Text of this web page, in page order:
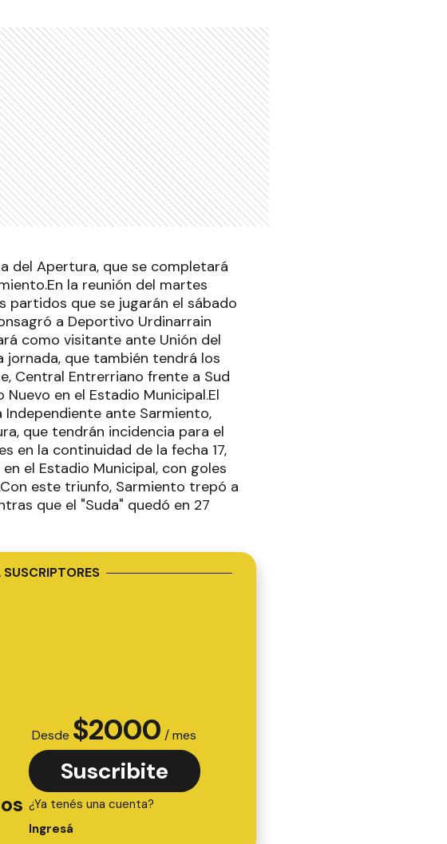
del Apertura, que se completará
la reunión del martes
partidos que se jugarán el sábado
a Deportivo Urdinarrain
como visitante ante Unión del
jornada, que también tendrá los
Central Entrerriano frente a Sud
en el Estadio Municipal.El
Independiente ante Sarmiento,
que tendrán incidencia para el
en la continuidad de la fecha 17,
el Estadio Municipal, con goles
este triunfo, Sarmiento trepó a
que el "Suda" quedó en 27
Desde $2000 / mes
Suscribite
¿Ya tenés una cuenta?
Ingresá